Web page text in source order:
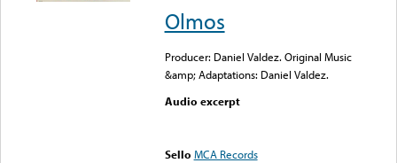
Olmos
Producer: Daniel Valdez. Original Music
&amp; Adaptations: Daniel Valdez.
Audio excerpt
Sello MCA Records